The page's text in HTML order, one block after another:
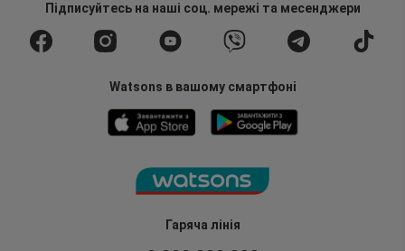
Гаряча лінія
Підписуйтесьна наші соц. мережі та месенджери
Watsons в вашому смартфоні